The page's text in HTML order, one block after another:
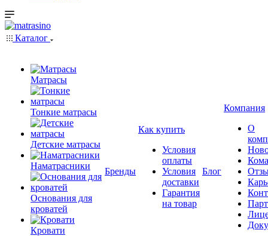
Каталог
Матрасы
Тонкие матрасы
Детские матрасы
Наматрасники
Основания для
кроватей
Кровати
Бренды
Как купить
Условия
оплаты
Условия
доставки
Гарантия
на товар
Блог
Компания
О